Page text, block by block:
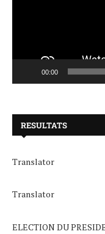
00:00
RESULTATS
Translator
Translator
ELECTION DU